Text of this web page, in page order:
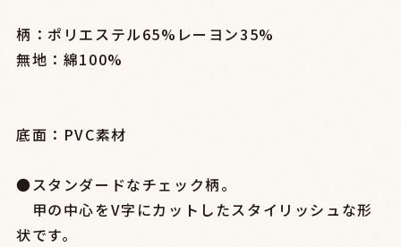
柄：ポリエステル65%レーヨン35%
無地：綿100%
底面：PVC素材
●スタンダードなチェック柄。
甲の中心をV字にカットしたスタイリッシュな形
状です。